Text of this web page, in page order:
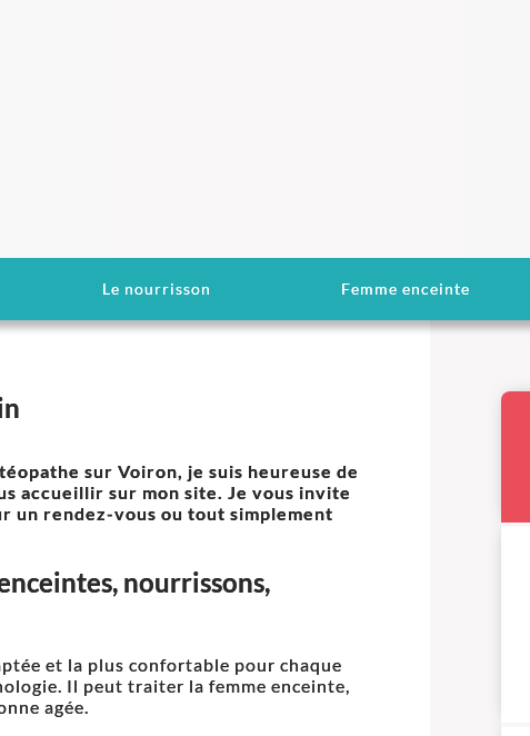
Le nourrisson Femme enceinte
sur Voiron, je suis heureuse de
accueillir sur mon site. Je vous invite
un rendez-vous ou tout simplement
nourrissons,
et la plus confortable pour chaque
Il peut traiter la femme enceinte,
agée.